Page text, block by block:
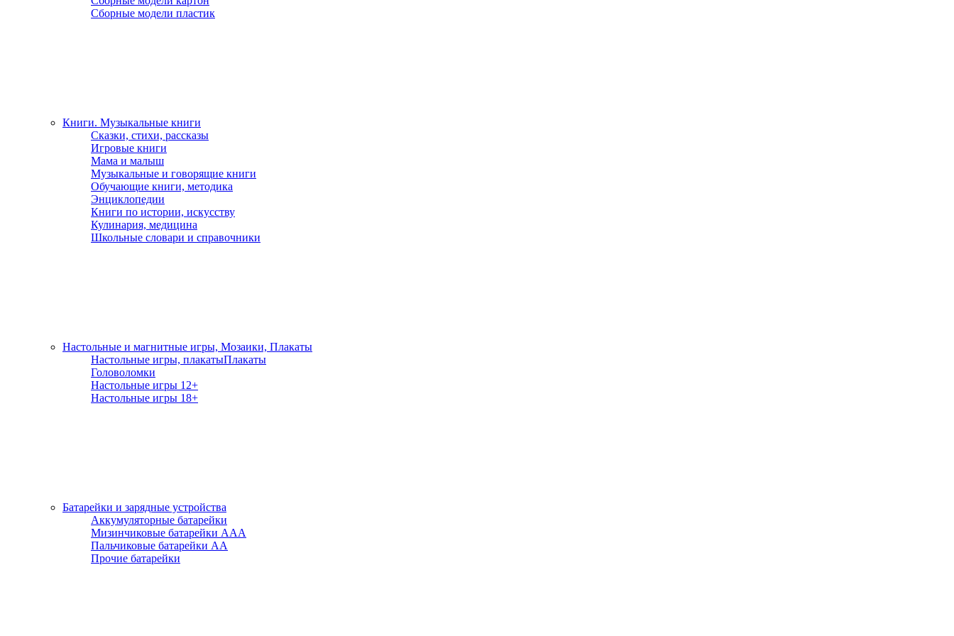
Сборные модели пластик
Книги. Музыкальные книги
Сказки, стихи, рассказы
Игровые книги
Мама и малыш
Музыкальные и говорящие книги
Обучающие книги, методика
Энциклопедии
Книги по истории, искусству
Кулинария, медицина
Школьные словари и справочники
Настольные и магнитные игры, Мозаики, Плакаты
Настольные игры, плакатыПлакаты
Головоломки
Настольные игры 12+
Настольные игры 18+
Батарейки и зарядные устройства
Аккумуляторные батарейки
Мизинчиковые батарейки ААА
Пальчиковые батарейки АА
Прочие батарейки